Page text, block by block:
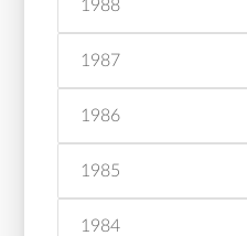
1988
1987
1986
1985
1984